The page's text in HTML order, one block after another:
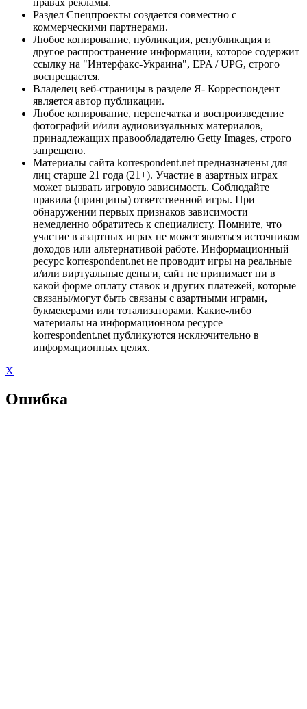
Раздел Спецпроекты создается совместно с
коммерческими партнерами.
Любое копирование, публикация, републикация и
другое распространение информации, которое содержит
ссылку на "Интерфакс-Украина", EPA / UPG, строго
воспрещается.
Владелец веб-страницы в разделе Я- Корреспондент
является автор публикации.
Любое копирование, перепечатка и воспроизведение
фотографий и/или аудиовизуальных материалов,
принадлежащих правообладателю Getty Images, строго
запрещено.
Материалы сайта korrespondent.net предназначены для
лиц старше 21 года (21+). Участие в азартных играх
может вызвать игровую зависимость. Соблюдайте
правила (принципы) ответственной игры. При
обнаружении первых признаков зависимости
немедленно обратитесь к специалисту. Помните, что
участие в азартных играх не может являться источником
доходов или альтернативой работе. Информационный
ресурс korrespondent.net не проводит игры на реальные
и/или виртуальные деньги, сайт не принимает ни в
какой форме оплату ставок и других платежей, которые
связаны/могут быть связаны с азартными играми,
букмекерами или тотализаторами. Какие-либо
материалы на информационном ресурсе
korrespondent.net публикуются исключительно в
информационных целях.
X
Ошибка